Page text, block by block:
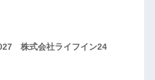
株式会社ライフイン24